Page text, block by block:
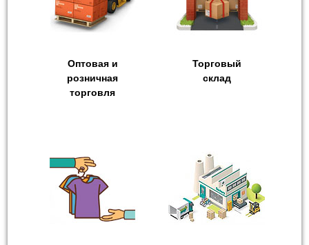
Оптовая и
розничная
торговля
Торговый
склад